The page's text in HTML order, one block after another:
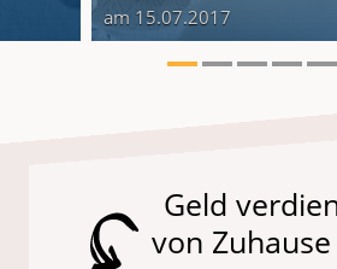
am 15.07.2017
Geld
von